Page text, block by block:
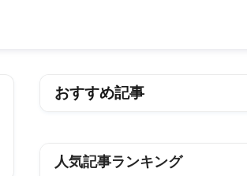
おすすめ記事
人気記事ランキング